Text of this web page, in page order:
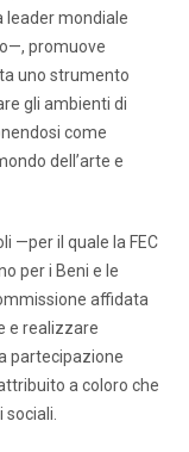
leader mondiale
promuove
uno strumento
gli ambienti di
come
dell’arte e
—per il quale la FEC
per i Beni e le
affidata
e realizzare
partecipazione
a coloro che